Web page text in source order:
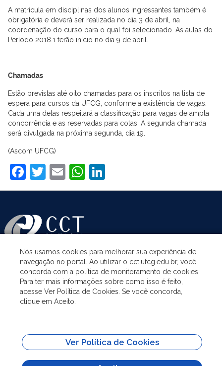
A matrícula em disciplinas dos alunos ingressantes também é
obrigatória e deverá ser realizada no dia 3 de abril
, na
coordenação do curso para o qual foi selecionado. As aulas do
Período 2018.1 terão início no dia 9 de abril
Chamadas
Estão previstas até oito chamadas para os inscritos na lista de
espera para cursos da UFCG, conforme a existência de vagas.
Cada uma delas respeitará a classificação para vagas de ampla
concorrência e as reservadas para cotas. A segunda chamada
será divulgada na próxima segunda , dia 19.
(Ascom UFCG)
Facebook
Twitter
EmailWhatsApp
ASSUNTOS
ACESSO À INFORMAÇÃO
SITES IMPORTANTES
Nós usamos cookies para melhorar sua experiência de
navegação no portal. Ao utilizar o cct.ufcg.edu.br, você
concorda com a política de monitoramento de cookies.
Para ter mais informações sobre como isso é feito,
acesse Ver Política de Cookies. Se você concorda,
clique em Aceito.
Ver Política de Cookies